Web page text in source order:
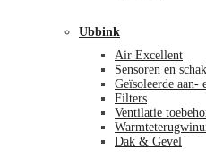
Ubbink
Air Excellent
Sensoren en
Geïsoleerde aan-
Filters
Ventilatie
Dak & Gevel